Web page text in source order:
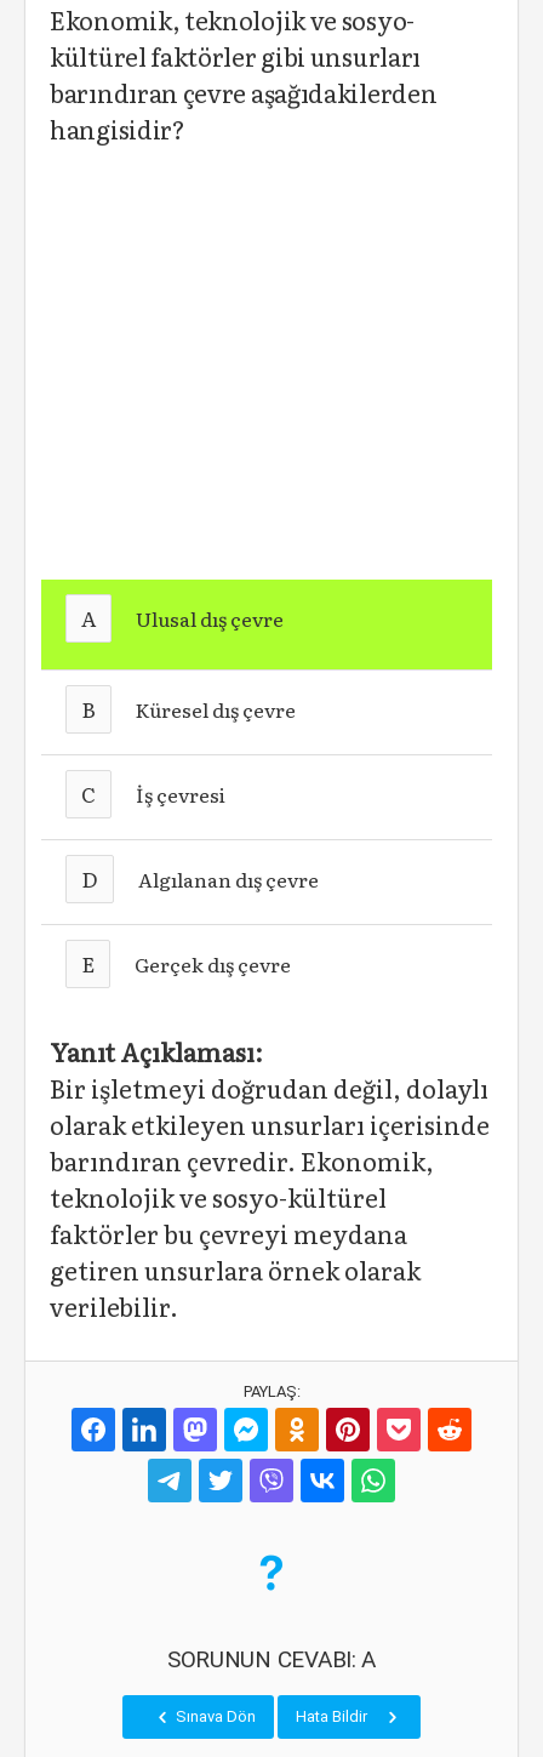
Ekonomik, teknolojik ve sosyo-
kültürel faktörler gibi unsurları
barındıran çevre aşağıdakilerden
hangisidir?
A Ulusal dış çevre
B Küresel dış çevre
C İş çevresi
D Algılanan dış çevre
E Gerçek dış çevre
Yanıt Açıklaması:
Bir işletmeyi doğrudan değil, dolaylı
olarak etkileyen unsurları içerisinde
barındıran çevredir. Ekonomik,
teknolojik ve sosyo-kültürel
faktörler bu çevreyi meydana
getiren unsurlara örnek olarak
verilebilir.
PAYLAŞ:
SORUNUN CEVABI: A
Sınava Dön Hata Bildir